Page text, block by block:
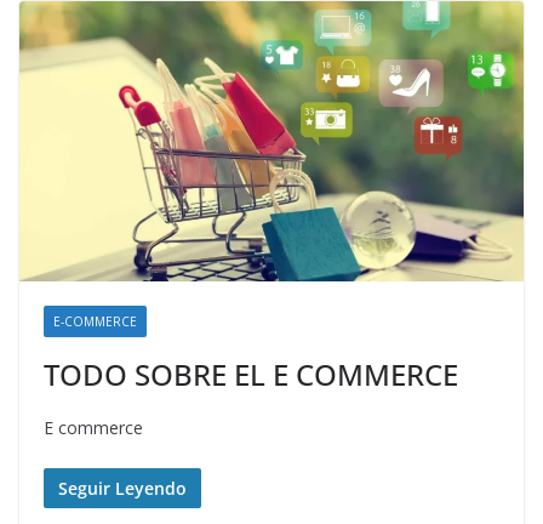
E-COMMERCE
TODO SOBRE EL E COMMERCE
E commerce
Seguir Leyendo